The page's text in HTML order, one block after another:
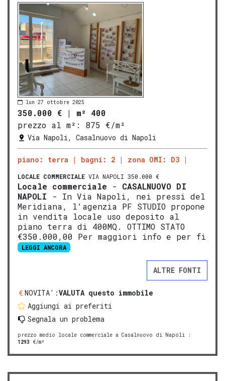
lun 27 ottobre 2025
350.000 € | m² 400
prezzo al m²:
875 €/m²
Via Napoli, Casalnuovo di Napoli
piano: terra bagni: 2 zona OMI: D3
LOCALE COMMERCIALE VIA NAPOLI 350.000 €
Locale commerciale - CASALNUOVO DI
NAPOLI - In Via Napoli, nei pressi del
Meridiana, l'agenzia PF STUDIO propone
in vendita locale uso deposito al
piano terra di 400MQ. OTTIMO STATO
€350.000,00 Per maggiori info e per fi
LEGGI ANCORA
ALTRE FONTI
NOVITA':VALUTA questo immobile
Aggiungi ai preferiti
Segnala un problema
prezzo medio locale commerciale a Casalnuovo di Napoli :
1293 €/m²